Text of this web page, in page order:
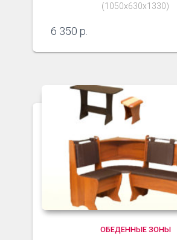
(1050х630х1330)
6 350 р.
ОБЕДЕННЫЕ ЗОНЫ